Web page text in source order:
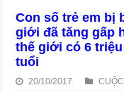
Con số trẻ em bị
giới đã tăng gấp
thế giới có 6
tuổi
20/10/2017